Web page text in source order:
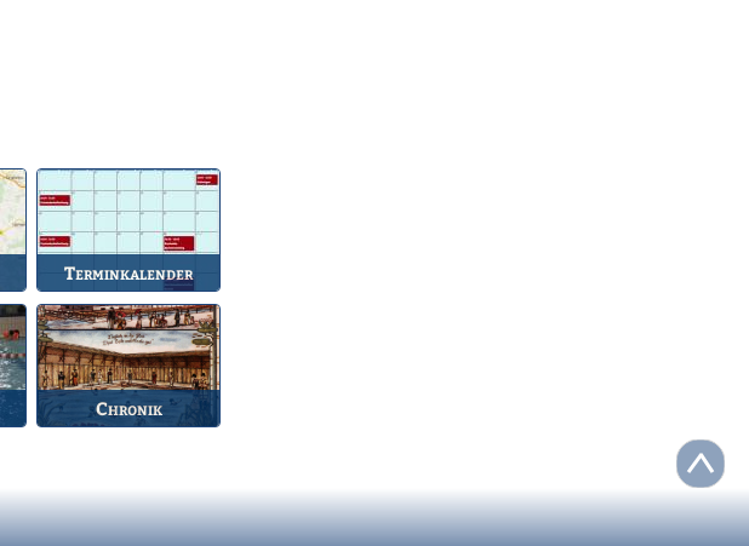
Terminkalender
Die Termine des BSV.
Chronik